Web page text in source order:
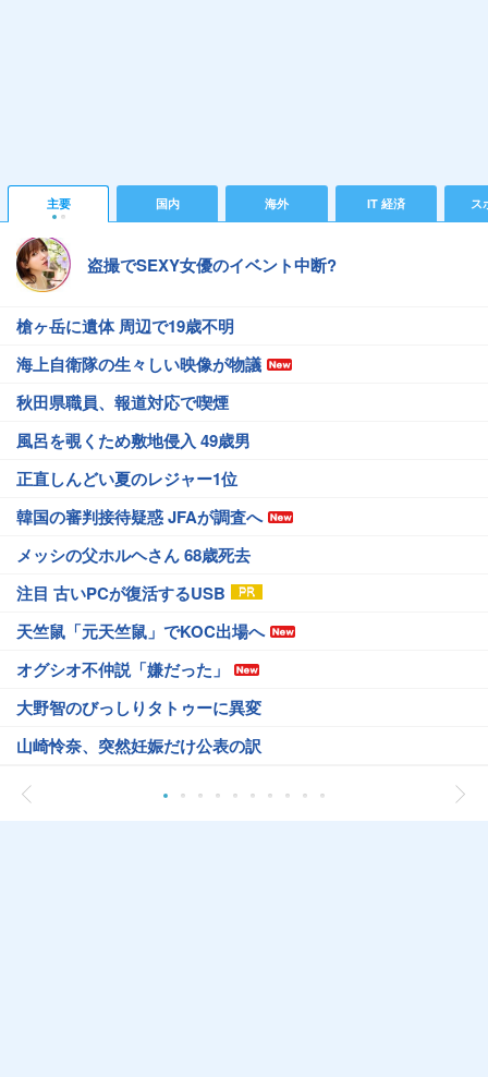
主要 国内 海外 IT 経済 ス
盗撮でSEXY女優のイベント中断?
槍ヶ岳に遺体 周辺で19歳不明
海上自衛隊の生々しい映像が物議
秋田県職員、報道対応で喫煙
風呂を覗くため敷地侵入 49歳男
正直しんどい夏のレジャー1位
韓国の審判接待疑惑 JFAが調査へ
メッシの父ホルヘさん 68歳死去
注目 古いPCが復活するUSB
天竺鼠「元天竺鼠」でKOC出場へ
オグシオ不仲説「嫌だった」
大野智のびっしりタトゥーに異変
山崎怜奈、突然妊娠だけ公表の訳